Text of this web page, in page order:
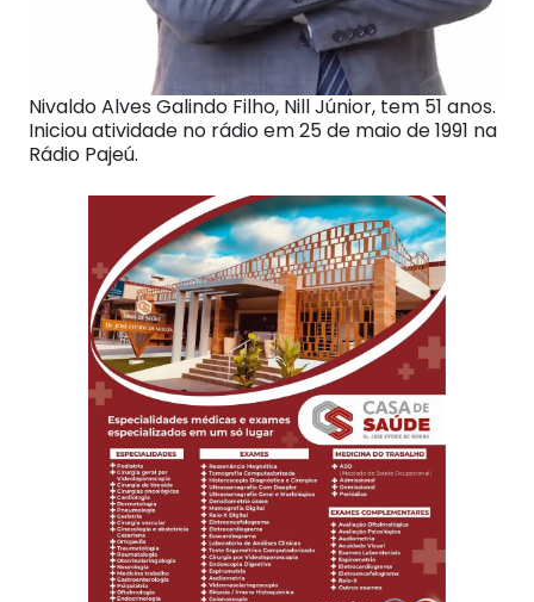
Nivaldo Alves Galindo Filho, Nill Júnior, tem 51 anos.
Iniciou atividade no rádio em 25 de maio de 1991 na
Rádio Pajeú.